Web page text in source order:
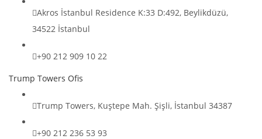
Akros İstanbul Residence K:33 D:492, Beylikdüzü,
34522 İstanbul
+90 212 909 10 22
Trump Towers Ofis
Trump Towers, Kuştepe Mah. Şişli, İstanbul 34387
+90 212 236 53 93